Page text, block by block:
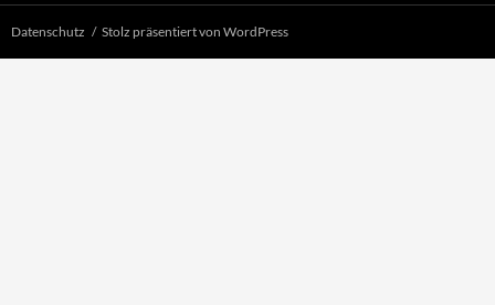
Datenschutz Stolz präsentiert von WordPress